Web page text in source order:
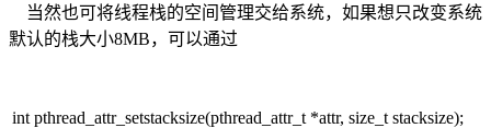
当然也可将线程栈的空间管理交给系统，如果想只改变系统
默认的栈大小8MB，可以通过
int pthread_attr_setstacksize(pthread_attr_t *attr, size_t stacksize);